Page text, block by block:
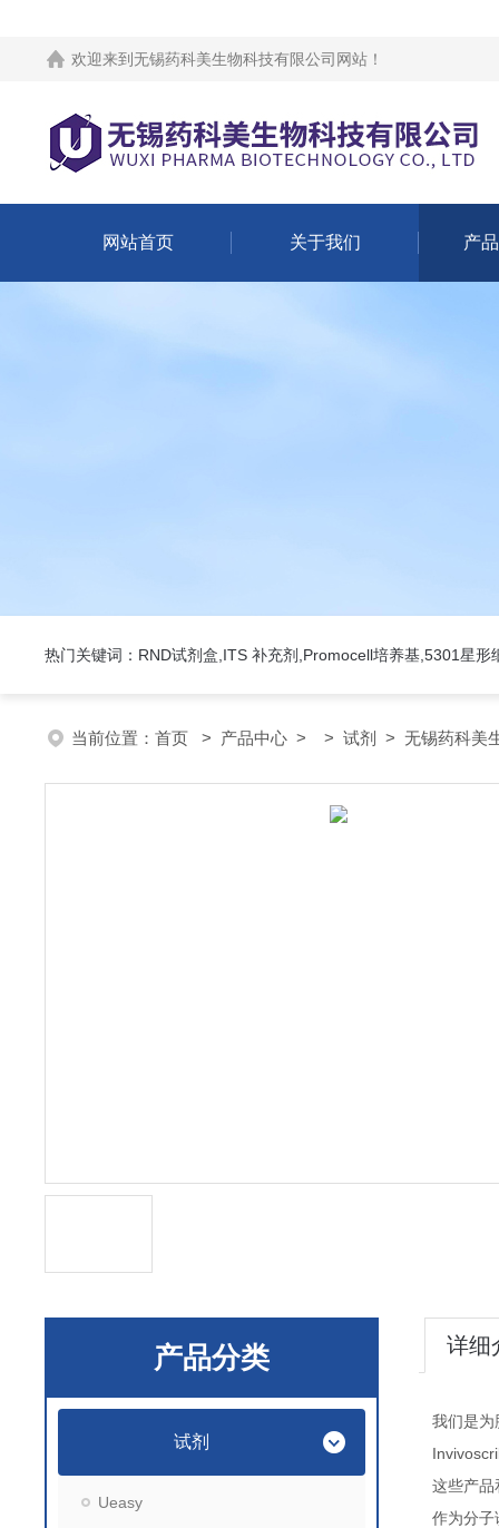
欢迎来到 无锡药科美生物科技有限公司网站 ！
网站首页 关于我们 产
热门关键词：RND试剂盒,ITS 补充剂,Promocell培养基,5301星形
当前位置： 首页 > 产品中心 > > 试剂 > 无锡药科美
产品分类
试剂
Ueasy
详细
我们是为
这些产品
作为分子